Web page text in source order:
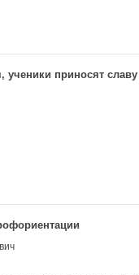
ученики приносят